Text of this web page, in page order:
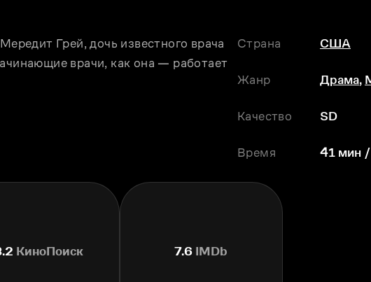
Грей, дочь известного врача
врачи, как она — работает
Страна США
Жанр Драма,
Качество SD
Время 41 мин
КиноПоиск 7.6 IMDb